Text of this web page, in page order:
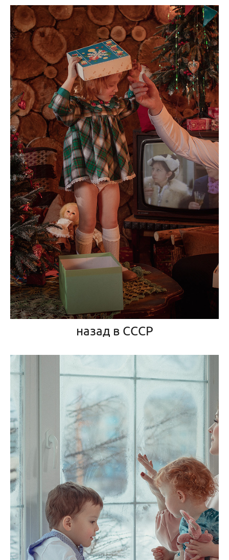
назад в СССР